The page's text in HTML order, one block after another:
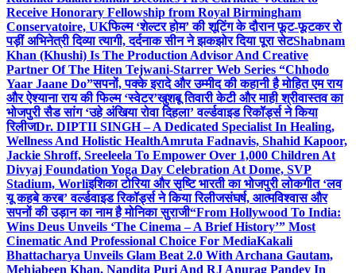
Receive Honorary Fellowship from Royal Birmingham
Conservatoire, UKफिल्म ‘शेल्टर होम’ की शूटिंग के दौरान फूट-फूटकर रो
पड़ीं अभिनेत्री दिव्या त्यागी, दर्दनाक सीन ने झकझोर दिया पूरा सेटShabnam
Khan (Khushi) Is The Production Advisor And Creative
Partner Of The Hiten Tejwani-Starrer Web Series “Chhodo
Yaar Jaane Do”सपनों, पक्के इरादे और उम्मीद की कहानी है मोहित एम राय
और ऐश्याना राय की फिल्म ‘स्वेटर’खुशबू तिवारी केटी और माही श्रीवास्तव का
भोजपुरी सैड सांग ‘उहे अंखिया रोवा दिहला’ वर्ल्डवाइड रिकॉर्ड्स ने किया
रिलीजDr. DIPTII SINGH – A Dedicated Specialist In Healing,
Wellness And Holistic HealthAmruta Fadnavis, Shahid Kapoor,
Jackie Shroff, Sreeleela To Empower Over 1,000 Children At
Divyaj Foundation Yoga Day Celebration At Dome, SVP
Stadium, Worliइशिका टोरिया और सृष्टि भारती का भोजपुरी लोकगीत ‘लव
यू कहबे करब’ वर्ल्डवाइड रिकॉर्ड्स ने किया रिलीजसंघर्ष, आत्मविश्वास और
सपनों की उड़ान का नाम है मोनिका सुराजी“From Hollywood To India:
Wins Deus Unveils ‘The Cinema – A Brief History’” Most
Cinematic And Professional Choice For MediaKakali
Bhattacharya Unveils Glam Beat 2.0 With Archana Gautam,
Mehjabeen Khan, Nandita Puri And RJ Anurag Pandey In